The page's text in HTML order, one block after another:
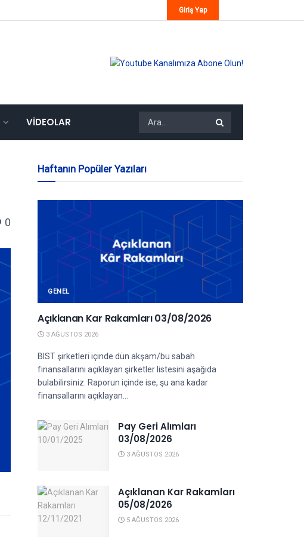
Giriş Yap
VIDEOLAR
0
Haftanın Popüler Yazıları
GENEL
Açıklanan Kar Rakamları 03/08/2026
3 AĞUSTOS 2026
BIST şirketleri içinde dün akşam/bu sabah
finansallarını açıklayan şirketler listesini aşağıda
bulabilirsiniz. Raporun içinde ise, şu ana kadar
finansallarını açıklayan...
Pay Geri Alımları
03/08/2026
3 AĞUSTOS 2026
Açıklanan Kar Rakamları
05/08/2026
5 AĞUSTOS 2026